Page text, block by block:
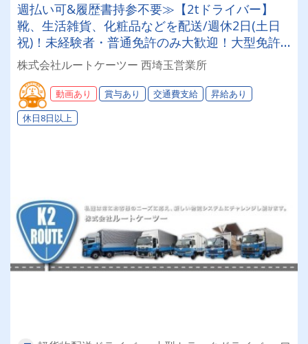
週払い可&履歴書持参不要≫【2tドライバー】
靴、生活雑貨、化粧品などを配送/週休2日(土日
祝)！未経験者・普通免許のみ大歓迎！大型免許
取得時は50%費用補助制度も有★インセン・賞
与・勤続給・子ども手当など待遇充実
株式会社ルートケーツー 西埼玉営業所
動画あり 賞与あり 交通費支給
昇給あり
休日8日以上